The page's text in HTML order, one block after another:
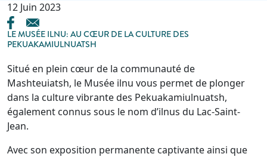
12 Juin 2023
LE MUSÉE ILNU: AU CŒUR DE LA CULTURE DES
PEKUAKAMIULNUATSH
Situé en plein cœur de la communauté de
Mashteuiatsh, le Musée ilnu vous permet de plonger
dans la culture vibrante des Pekuakamiulnuatsh,
également connus sous le nom d’ilnus du Lac-Saint-
Jean.
Avec son exposition permanente captivante ainsi que